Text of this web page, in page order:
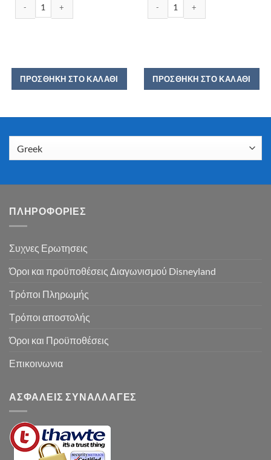
ΠΡΟΣΘΉΚΗ ΣΤΟ ΚΑΛΆΘΙ ΠΡΟΣΘΉΚΗ ΣΤΟ ΚΑΛΆΘΙ
ΠΛΗΡΟΦΟΡΙΕΣ
Συχνες Ερωτησεις
Όροι και προϋποθέσεις Διαγωνισμού Disneyland
Τρόποι Πληρωμής
Τρόποι αποστολής
Όροι και Προϋποθέσεις
Επικοινωνια
ΑΣΦΑΛΕΙΣ ΣΥΝΑΛΛΑΓΕΣ